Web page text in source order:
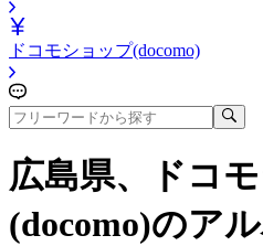
ドコモショップ(docomo)
広島県、ドコ
(docomo)のア